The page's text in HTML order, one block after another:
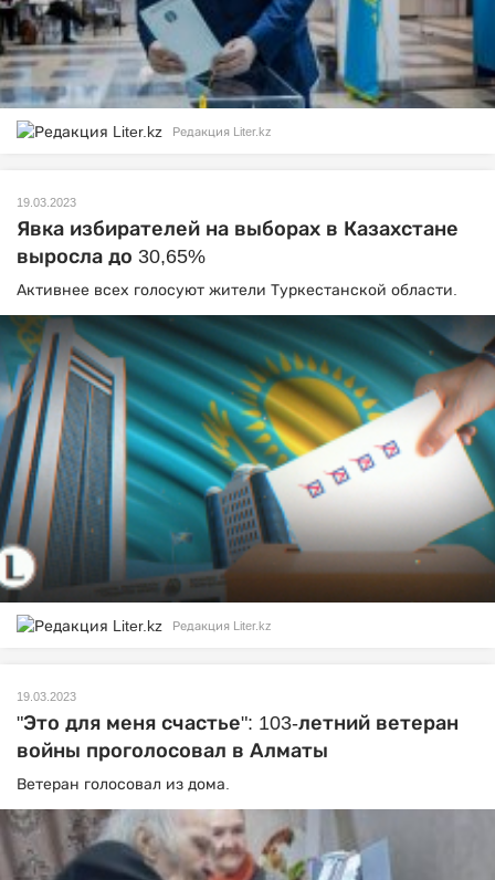
Редакция Liter.kz
19.03.2023
Явка избирателей на выборах в Казахстане
выросла до 30,65%
Активнее всех голосуют жители Туркестанской области.
Редакция Liter.kz
19.03.2023
"Это для меня счастье": 103-летний ветеран
войны проголосовал в Алматы
Ветеран голосовал из дома.